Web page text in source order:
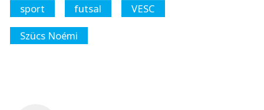
sport futsal
VESC
Szücs Noémi